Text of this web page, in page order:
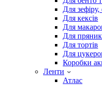
Для зефіру,
Для кексів
Для
Для
Для тортів
Для
Коробки
Ленти
Атлас